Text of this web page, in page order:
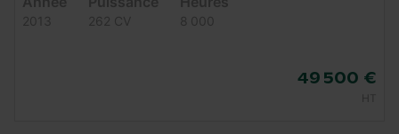
2013 262 CV 8 000
49 500 €